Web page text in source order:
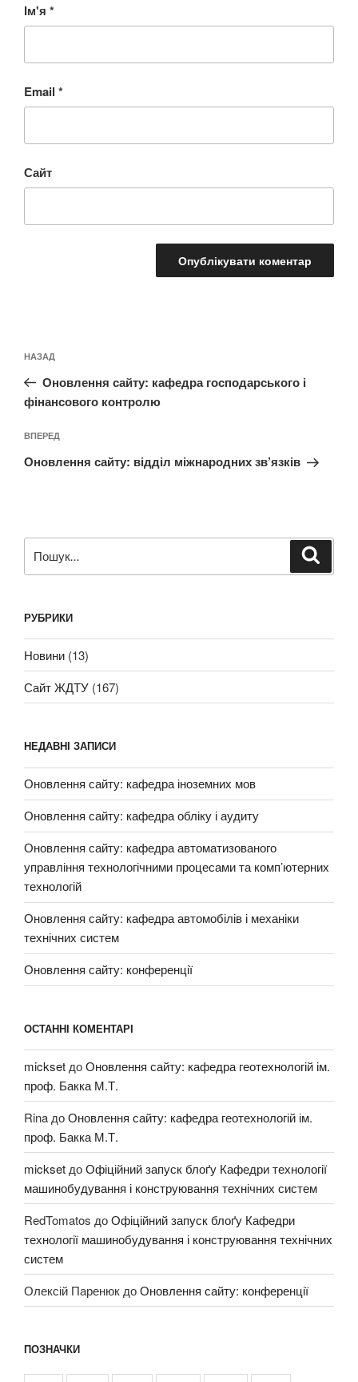
Ім'я *
Email *
Сайт
записів
Попередній
запис:
НАЗАД
Оновлення сайту: кафедра господарського і
фінансового контролю
Наступний
запис
ВПЕРЕД
Оновлення сайту: відділ міжнародних зв’язків
за
РУБРИКИ
Новини (13)
Сайт ЖДТУ (167)
НЕДАВНІ ЗАПИСИ
Оновлення сайту: кафедра іноземних мов
Оновлення сайту: кафедра обліку і аудиту
Оновлення сайту: кафедра автоматизованого
управління технологічними процесами та комп’ютерних
технологій
Оновлення сайту: кафедра автомобілів і механіки
технічних систем
Оновлення сайту: конференції
ОСТАННІ КОМЕНТАРІ
mickset доОновлення сайту: кафедра геотехнологій ім.
проф. Бакка М.Т.
Rina доОновлення сайту: кафедра геотехнологій ім.
проф. Бакка М.Т.
mickset доОфіційний запуск блоґу Кафедри технології
машинобудування і конструювання технічних систем
RedTomatos доОфіційний запуск блоґу Кафедри
технології машинобудування і конструювання технічних
систем
Олексій Паренюк доОновлення сайту: конференції
ПОЗНАЧКИ